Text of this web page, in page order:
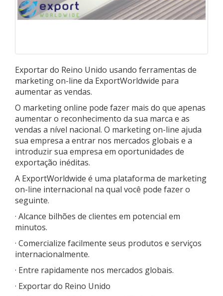
Exportar do Reino Unido usando ferramentas de
marketing on-line da ExportWorldwide para
aumentar as vendas.
O marketing online pode fazer mais do que apenas
aumentar o reconhecimento da sua marca e as
vendas a nível nacional. O marketing on-line ajuda
sua empresa a entrar nos mercados globais e a
introduzir sua empresa em oportunidades de
exportação inéditas.
A ExportWorldwide é uma plataforma de marketing
on-line internacional na qual você pode fazer o
seguinte.
· Alcance bilhões de clientes em potencial em
minutos.
· Comercialize facilmente seus produtos e serviços
internacionalmente.
· Entre rapidamente nos mercados globais.
· Exportar do Reino Unido